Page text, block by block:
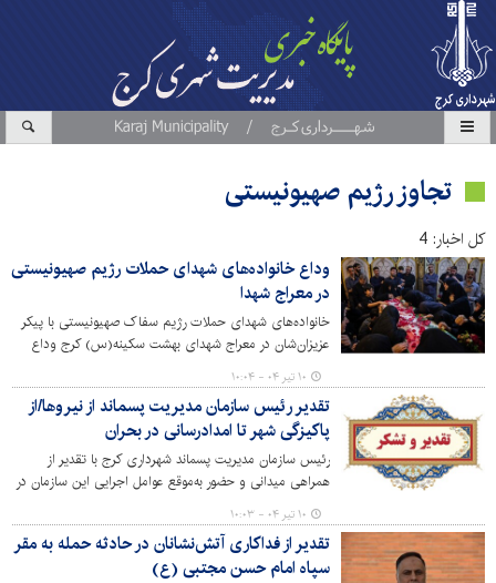
تجاوز رژیم صهیونیستی
کل اخبار: 4
وداع خانواده‌های شهدای حملات رژیم صهیونیستی
در معراج شهدا
خانواده‌های شهدای حملات رژیم سفاک صهیونیستی با پیکر
عزیزان‌شان در معراج شهدای بهشت سکینه(س) کرج وداع
کردند. ۱۰ تیر ۰۴ - ۱۰:۰۴
تقدیر رئیس سازمان مدیریت پسماند از نیروها/از
پاکیزگی شهر تا امدادرسانی در بحران
رئیس سازمان مدیریت پسماند شهرداری کرج با تقدیر از
همراهی میدانی و حضور به‌موقع عوامل اجرایی این سازمان در
پی حمله رژیم صهیونیستی به مقر سپاه امام حسن مجتبی
(ع)، گفت: تلاش‌های سازمان‌یافته و حضور منسجم همکاران،
جلوه‌ای از آمادگی و هماهنگی در شرایط اضطراری بود.
۱۰ تیر ۰۴ - ۱۰:۰۳
تقدیر از فداکاری آتش‌نشانان در حادثه حمله به مقر
سپاه امام حسن مجتبی (ع)